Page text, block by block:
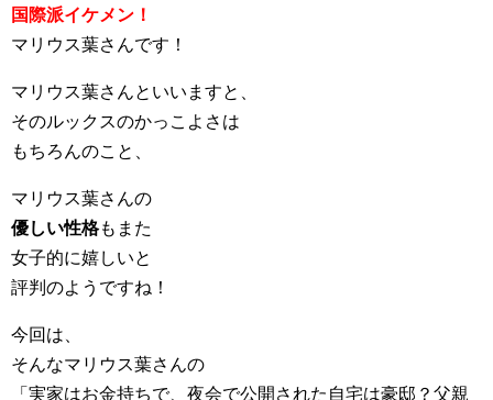
国際派イケメン！
マリウス葉さんです！
マリウス葉さんといいますと、
そのルックスのかっこよさは
もちろんのこと、
マリウス葉さんの
優しい性格もまた
女子的に嬉しいと
評判のようですね！
今回は、
そんなマリウス葉さんの
「実家はお金持ちで、夜会で公開された自宅は豪邸？父親